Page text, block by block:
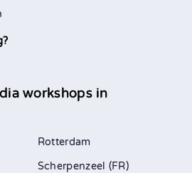
workshops in
Rotterdam
Scherpenzeel (FR)